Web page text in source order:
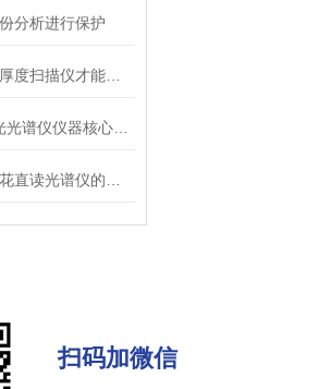
分析进行保护
扫码加微信